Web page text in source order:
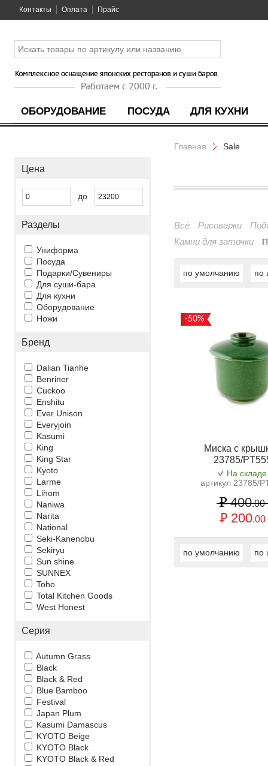
Контакты Оплата Прайс
ОБОРУДОВАНИЕ ПОСУДА ДЛЯ КУХНИ
Цена
до
Разделы
Униформа
Посуда
Подарки/Сувениры
Для суши-бара
Для кухни
Оборудование
Ножи
Бренд
Dalian Tianhe
Benriner
Cuckoo
Enshitu
Ever Unison
Everyjoin
Kasumi
King
King Star
Kyoto
Larme
Lihom
Naniwa
Narita
National
Seki-Kanenobu
Sekiryu
Sun shine
SUNNEX
Toho
Total Kitchen Goods
West Honest
Серия
Autumn Grass
Black
Black & Red
Blue Bamboo
Festival
Japan Plum
Kasumi Damascus
KYOTO Beige
KYOTO Black
KYOTO Black & Red
Главная Sale
Всё Рисоварки
Камни для заточки
по умолчанию по
-50%
Миска с
23785/
На складе
артикул 23785/
400.00
200.00
по умолчанию по